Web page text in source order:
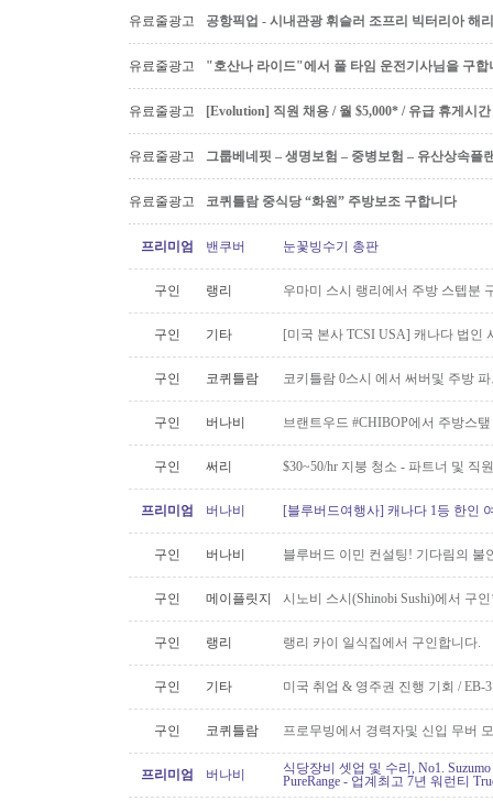
유료줄광고 공항픽업 - 시내관광 휘슬러 조프리 빅터리아 해
유료줄광고 "호산나 라이드"에서 풀 타임 운전기사님을 구합
유료줄광고 [Evolution] 직원 채용 / 월 $5,000* / 유급 휴게시
유료줄광고 그룹베네핏 – 생명보험 – 중병보험 – 유산상속플
유료줄광고 코퀴틀람 중식당 “화원” 주방보조 구합니다
프리미엄 밴쿠버 눈꽃빙수기 총판
구인 랭리 우마미 스시 랭리에서 주방 스텝분
구인 기타 [미국 본사 TCSI USA] 캐나다 법인
구인 코퀴틀람 코키틀람 0스시 에서 써버및 주방
구인 버나비 브랜트우드 #CHIBOP에서 주방스
구인 써리 $30~50/hr 지붕 청소 - 파트너 및 직
프리미엄 버나비 [블루버드여행사] 캐나다 1등 한인
구인 버나비 블루버드 이민 컨설팅! 기다림의 불
구인 메이플릿지 시노비 스시(Shinobi Sushi)에서 구
구인 랭리 랭리 카이 일식집에서 구인합니다.
구인 기타 미국 취업 & 영주권 진행 기회 / EB-
구인 코퀴틀람 프로무빙에서 경력자및 신입 무버
프리미엄 버나비
식당장비 셋업 및 수리, No1.
PureRange - 업계최고 7년 워런티